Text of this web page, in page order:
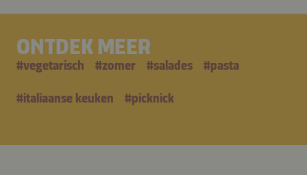
ONTDEK MEER
#vegetarisch #zomer #salades #pasta
#italiaanse keuken #picknick